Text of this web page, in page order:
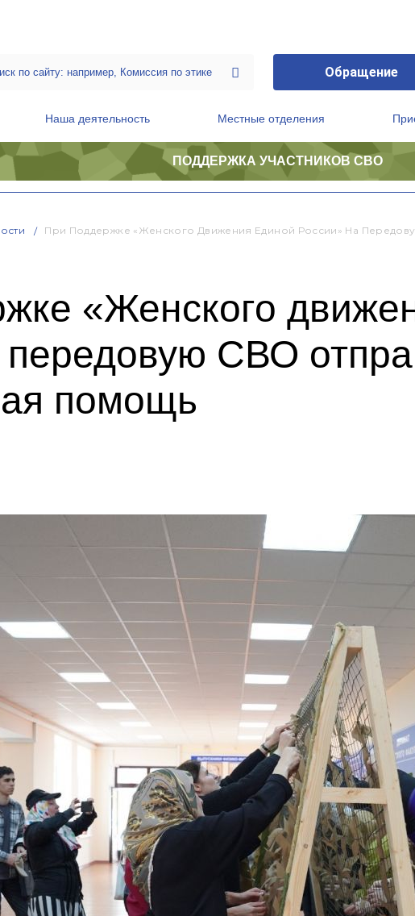
Обращение
Наша деятельность Местные отделения
ПОДДЕРЖКА УЧАСТНИКОВ СВО
При Поддержке «Женского Движения Единой России» На
«Женского
передовую СВО
помощь